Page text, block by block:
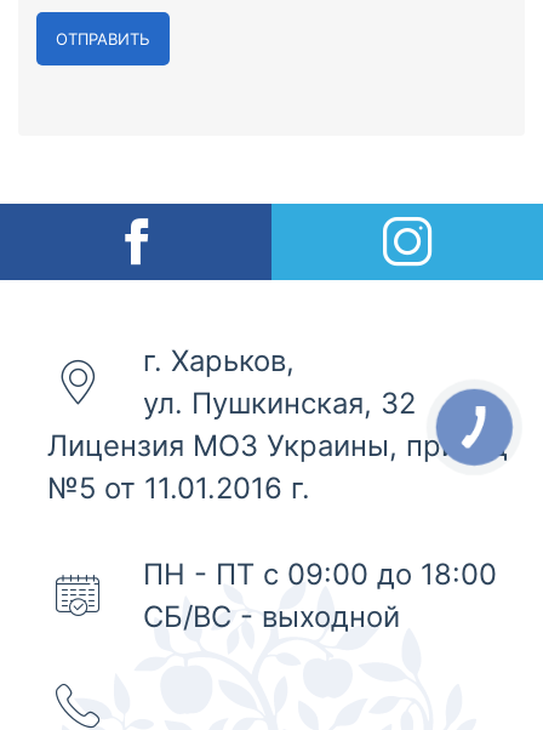
ОТПРАВИТЬ
г. Харьков,
ул. Пушкинская, 32
Лицензия МОЗ Украины, приход
№5 от 11.01.2016 г.
ПН - ПТ с 09:00 до 18:00
СБ/ВС - выходной